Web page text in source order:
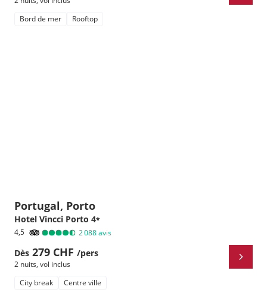
Bord de mer
Rooftop
Portugal, Porto
Hotel Vincci Porto 4*
4,5 2 088avis
Dès 279 CHF /pers
2 nuits, vol inclus
City break
Centre ville